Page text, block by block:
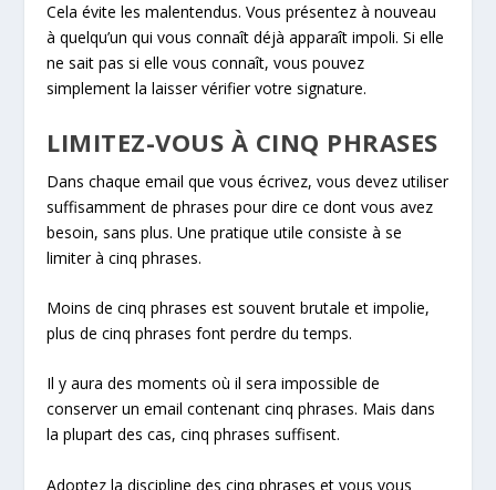
Cela évite les malentendus. Vous présentez à nouveau
à quelqu’un qui vous connaît déjà apparaît impoli. Si elle
ne sait pas si elle vous connaît, vous pouvez
simplement la laisser vérifier votre signature.
LIMITEZ-VOUS À CINQ PHRASES
Dans chaque email que vous écrivez, vous devez utiliser
suffisamment de phrases pour dire ce dont vous avez
besoin, sans plus. Une pratique utile consiste à se
limiter à cinq phrases.
Moins de cinq phrases est souvent brutale et impolie,
plus de cinq phrases font perdre du temps.
Il y aura des moments où il sera impossible de
conserver un email contenant cinq phrases. Mais dans
la plupart des cas, cinq phrases suffisent.
Adoptez la discipline des cinq phrases et vous vous